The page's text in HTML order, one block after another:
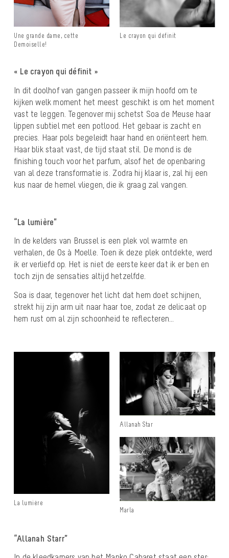
Une grande dame, cette
Demoiselle!
Le crayon qui définit
« Le crayon qui définit »
In dit doolhof van gangen passeer ik mijn hoofd om te
kijken welk moment het meest geschikt is om het moment
vast te leggen. Tegenover mij schetst Soa de Meuse haar
lippen subtiel met een potlood. Het gebaar is zacht en
precies. Haar pols begeleidt haar hand en oriënteert hem.
Haar blik staat vast, de tijd staat stil. De mond is de
finishing touch voor het parfum, alsof het de openbaring
van al deze transformatie is. Zodra hij klaar is, zal hij een
kus naar de hemel vliegen, die ik graag zal vangen.
“La lumière”
In de kelders van Brussel is een plek vol warmte en
verhalen, de Os à Moelle. Toen ik deze plek ontdekte, werd
ik er verliefd op. Het is niet de eerste keer dat ik er ben en
toch zijn de sensaties altijd hetzelfde.
Soa is daar, tegenover het licht dat hem doet schijnen,
strekt hij zijn arm uit naar haar toe, zodat ze delicaat op
hem rust om al zijn schoonheid te reflecteren…
La lumière
Allanah Star
Marla
“Allanah Starr”